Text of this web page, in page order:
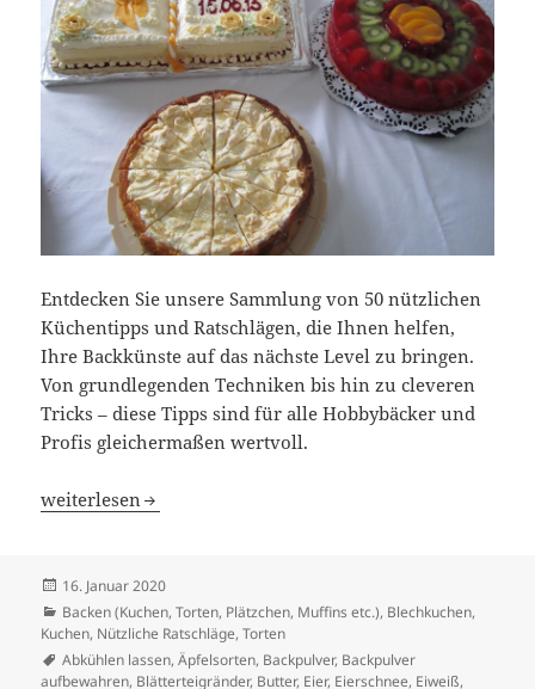
Entdecken Sie unsere Sammlung von 50 nützlichen
Küchentipps und Ratschlägen, die Ihnen helfen,
Ihre Backkünste auf das nächste Level zu bringen.
Von grundlegenden Techniken bis hin zu cleveren
Tricks – diese Tipps sind für alle Hobbybäcker und
Profis gleichermaßen wertvoll.
50 Nützliche Küchentipps und Ratschläge für Perfektes
weiterlesen
Veröffentlicht
am
16. Januar 2020
Kategorien
Backen (Kuchen, Torten, Plätzchen, Muffins etc.), Blechkuchen,
Kuchen, Nützliche Ratschläge,Torten
Schlagwörter
Abkühlen lassen,Äpfelsorten, Backpulver, Backpulver
aufbewahren, Blätterteigränder, Butter, Eier, Eierschnee, Eiweiß,